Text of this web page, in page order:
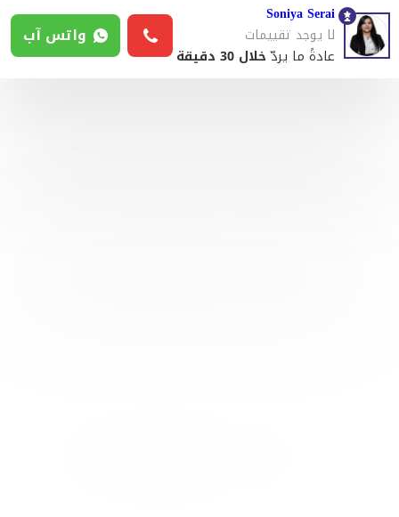
Soniya Serai
لا يوجد تقييمات
عادةً ما يردّخلال 30 دقيقة
واتس آب